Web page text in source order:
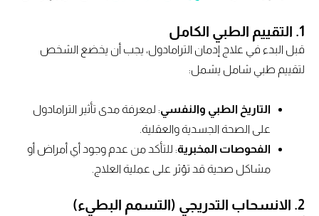
التقييم الطبي الكامل
قبل البدء في علاج إدمان الترامادول، يجب أن يخضع الشخص
لتقييم طبي شامل يشمل:
التاريخ الطبي والنفسي : لمعرفة مدى تأثير الترامادول
على الصحة الجسدية والعقلية.
الفحوصات المخبرية: للتأكد من عدم وجود أي أمراض أو
مشاكل صحية قد تؤثر على عملية العلاج.
2. الانسحاب التدريجي (التسمم البطيء)